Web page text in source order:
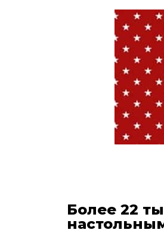
Более 22